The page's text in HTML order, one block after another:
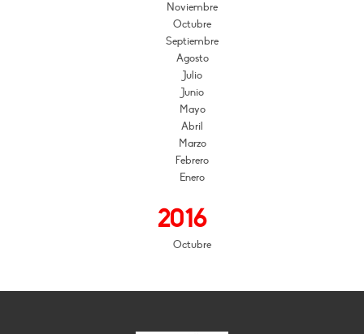
Noviembre
Octubre
Septiembre
Agosto
Julio
Junio
Mayo
Abril
Marzo
Febrero
Enero
2016
Octubre